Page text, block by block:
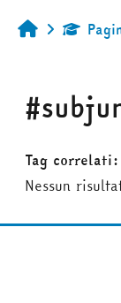
Home
Tag correlati:
Nessun